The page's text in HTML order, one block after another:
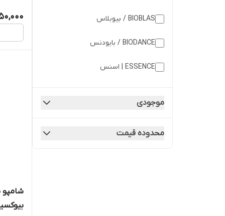
BIOBLAS / بیوبلاس
BIODANCE / بایودنس
ESSENCE | اسنس
garnier / گارنیر
موجودی
محدوده قیمت
شامپو